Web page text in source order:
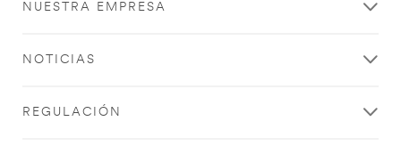
NUESTRA EMPRESA
NOTICIAS
REGULACIÓN